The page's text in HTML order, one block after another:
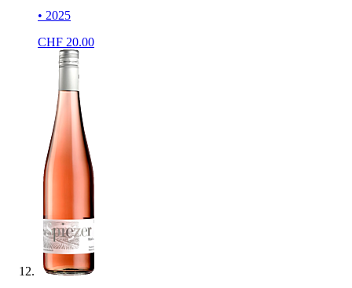
• 2025
CHF 20.00